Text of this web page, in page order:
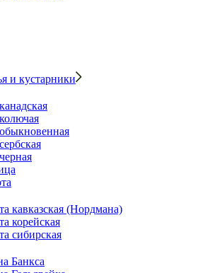
и кустарники
кавказская (Нордмана)
корейская
сибирская
Банкса